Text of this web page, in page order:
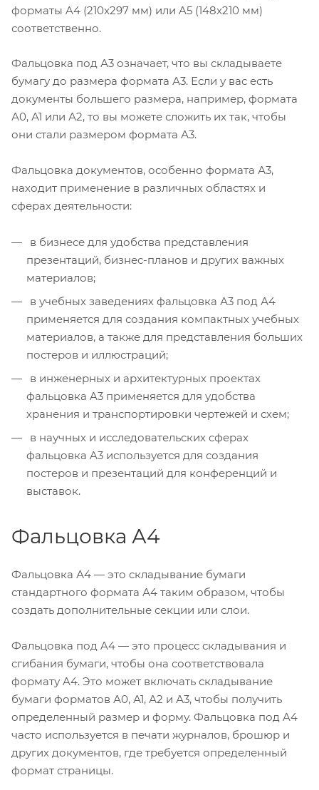
форматы A4 (210x297 мм) или A5 (148x210 мм)
соответственно.
Фальцовка под А3 означает, что вы складываете
бумагу до размера формата А3. Если у вас есть
документы большего размера, например, формата
А0, А1 или А2, то вы можете сложить их так, чтобы
они стали размером формата А3.
Фальцовка документов, особенно формата А3,
находит применение в различных областях и
сферах деятельности:
в бизнесе для удобства представления
презентаций, бизнес-планов и других важных
материалов;
в учебных заведениях фальцовка А3 под А4
применяется для создания компактных учебных
материалов, а также для представления больших
постеров и иллюстраций;
в инженерных и архитектурных проектах
фальцовка A3 применяется для удобства
хранения и транспортировки чертежей и схем;
в научных и исследовательских сферах
фальцовка A3 используется для создания
постеров и презентаций для конференций и
выставок.
Фальцовка А4
Фальцовка А4 — это складывание бумаги
стандартного формата А4 таким образом, чтобы
создать дополнительные секции или слои.
Фальцовка под A4 — это процесс складывания и
сгибания бумаги, чтобы она соответствовала
формату A4. Это может включать складывание
бумаги форматов А0, А1, А2 и А3, чтобы получить
определенный размер и форму. Фальцовка под A4
часто используется в печати журналов, брошюр и
других документов, где требуется определенный
формат страницы.